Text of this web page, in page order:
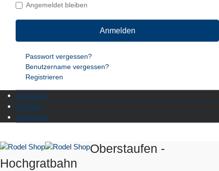
Angemeldet bleiben
Anmelden
Passwort vergessen?
Benutzername vergessen?
Registrieren
Facebook
Youtube
Instagram
Oberstaufen -
Hochgratbahn